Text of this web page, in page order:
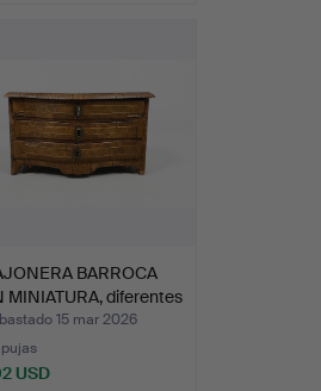
BARROCA
MINIATURA, diferentes
15 mar 2026
USD